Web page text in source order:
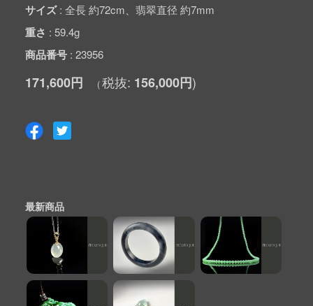
サイズ 全長 約72cm、翡翠直径 約7mm
重さ 59.4g
商品番号 23956
171,600円 156,000円
最新商品